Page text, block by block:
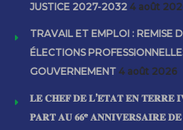
JUSTICE 2027-2032 4 août
TRAVAIL ET EMPLOI : REMISE
ÉLECTIONS
GOUVERNEMENT 4 août 2026
𝐋𝐄 𝐂𝐇𝐄𝐅 𝐃𝐄 𝐋’𝐄́𝐓𝐀𝐓 𝐄𝐍 𝐓𝐄𝐑𝐑𝐄
𝐏𝐀𝐑𝐓 𝐀𝐔 𝟔𝟔ᵉ 𝐀𝐍𝐍𝐈𝐕𝐄𝐑𝐒𝐀𝐈𝐑𝐄